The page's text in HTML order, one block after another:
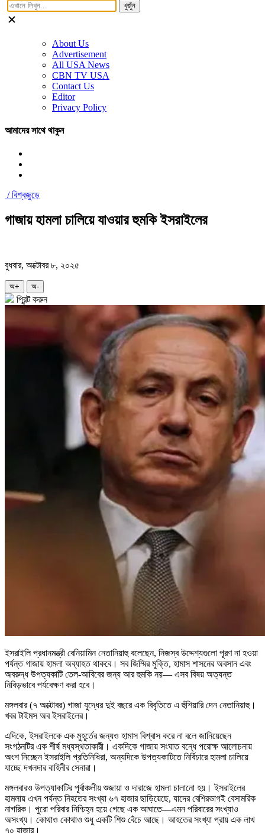
খুজুঁন
About Us
Advertisement
All USA News
CBN TV USA
Contact Us
Editor
Privacy Policy
আমাদের সাথে থাকুন
/বিশ্বজুড়ে
গাজায় হামলা চালিয়ে যাওয়ার হুমকি ইসরাইলের
বুধবার, অক্টোবর ৮, ২০২৫
অ+ অ-
প্রিন্ট করুন
ইসরাইলি প্রধানমন্ত্রী বেনিয়ামিন নেতানিয়াহু বলেছেন, নিজস্ব উদ্দেশ্যগুলো পূরণ না হওয়া
পর্যন্ত গাজায় হামলা অব্যাহত থাকবে। সব জিম্মির মুক্তি, হামাস শাসনের অবসান এবং
অবরুদ্ধ উপত্যকাটি তেল‑আবিবের জন্য আর হুমকি নয়— এসব বিষয় অত্যন্ত
নিবিড়ভাবে পর্যবেক্ষণ করা হবে।
মঙ্গলবার (৭ অক্টোবর) গাজা যুদ্ধের দুই বছরে এক বিবৃতিতে এ হুঁশিয়ারি দেন নেতানিয়াহু।
খবর টাইমস অব ইসরাইলের।
এদিকে, ইসরাইলকে এক মুহূর্তের জন্যও হামাস বিশ্বাস করে না বলে জানিয়েছেন
সংগঠনটির এক শীর্ষ মধ্যস্থতাকারী। একদিকে গাজায় সংঘাত বন্ধে পরোক্ষ আলোচনায়
অংশ নিচ্ছেন ইসরাইলি প্রতিনিধিরা, অন্যদিকে উপত্যকাটিতে নির্বিচারে হামলা চালিয়ে
যাচ্ছে দখলদার বাহিনীর সেনারা।
মঙ্গলবারও উপত্যাকাটির পূর্বাঞ্চলীয় শুজায়া ও দারাজে হামলা চালানো হয়। ইসরাইলের
হামলায় এখন পর্যন্ত নিহতের সংখ্যা ৬৭ হাজার ছাড়িয়েছে, যাদের বেশিরভাগই বেসামরিক
নাগরিক। পুরো পরিবার নিশ্চিহ্ন হয়ে গেছে এক আঘাতে—এমন পরিবারের সংখ্যাও
অসংখ্য। কোথাও কোথাও শুধু একটি শিশু বেঁচে আছে। আহতের সংখ্যা প্রায় এক লাখ
৭০ হাজার।